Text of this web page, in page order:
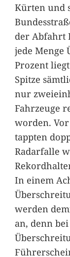
Kürten und
der Abfahrt
jede Menge
Prozent
Spitze
nur
Fahrzeuge
worden.
tappten
Radarfalle
In einem
werden
an, denn